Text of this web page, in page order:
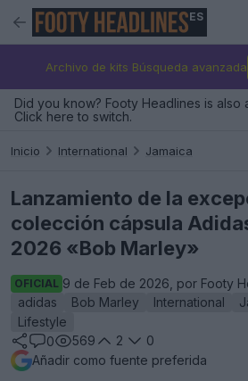
ES
Archivo de kits Búsqueda avanzada
Did you know? Footy Headlines is also
Click here to switch.
Inicio International Jamaica
Lanzamiento de la
colección cápsula
2026 «Bob Marley»
OFICIAL 9 de Feb de 2026, por Footy
adidas
Bob Marley International
Lifestyle
0
569 2
0
Añadir como fuente preferida